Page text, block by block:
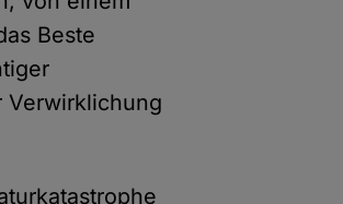
Beste
Verwirklichung